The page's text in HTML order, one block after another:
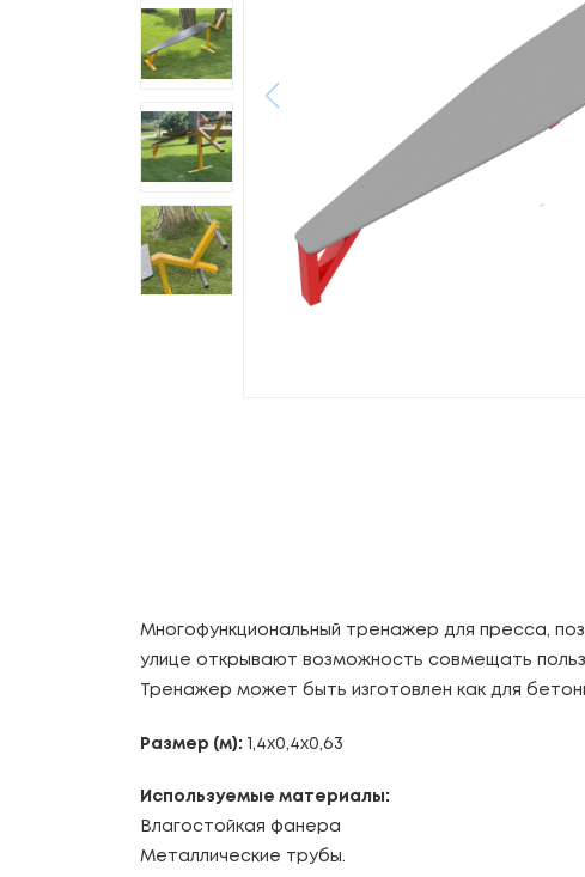
Многофункциональный тренажер для пресса,
улице открывают возможность совмещать
Тренажер может быть изготовлен как для
Размер (м): 1,4х0,4х0,63
Используемые материалы:
Влагостойкая фанера
Металлические трубы.